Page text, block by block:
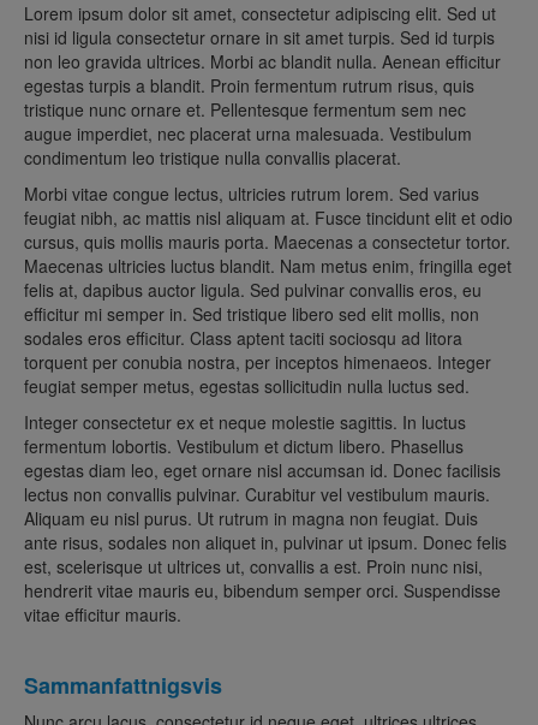
Lorem ipsum dolor sit amet, consectetur adipiscing elit. Sed ut
nisi id ligula consectetur ornare in sit amet turpis. Sed id turpis
non leo gravida ultrices. Morbi ac blandit nulla. Aenean efficitur
egestas turpis a blandit. Proin fermentum rutrum risus, quis
tristique nunc ornare et. Pellentesque fermentum sem nec
augue imperdiet, nec placerat urna malesuada. Vestibulum
condimentum leo tristique nulla convallis placerat.
Morbi vitae congue lectus, ultricies rutrum lorem. Sed varius
feugiat nibh, ac mattis nisl aliquam at. Fusce tincidunt elit et odio
cursus, quis mollis mauris porta. Maecenas a consectetur tortor.
Maecenas ultricies luctus blandit. Nam metus enim, fringilla eget
felis at, dapibus auctor ligula. Sed pulvinar convallis eros, eu
efficitur mi semper in. Sed tristique libero sed elit mollis, non
sodales eros efficitur. Class aptent taciti sociosqu ad litora
torquent per conubia nostra, per inceptos himenaeos. Integer
feugiat semper metus, egestas sollicitudin nulla luctus sed.
Integer consectetur ex et neque molestie sagittis. In luctus
fermentum lobortis. Vestibulum et dictum libero. Phasellus
egestas diam leo, eget ornare nisl accumsan id. Donec facilisis
lectus non convallis pulvinar. Curabitur vel vestibulum mauris.
Aliquam eu nisl purus. Ut rutrum in magna non feugiat. Duis
ante risus, sodales non aliquet in, pulvinar ut ipsum. Donec felis
est, scelerisque ut ultrices ut, convallis a est. Proin nunc nisi,
hendrerit vitae mauris eu, bibendum semper orci. Suspendisse
vitae efficitur mauris.
Sammanfattnigsvis